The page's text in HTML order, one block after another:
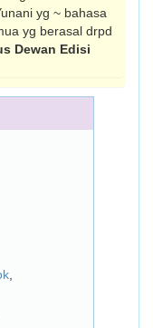
yg ~ bahasa
yg berasal drpd
Dewan Edisi